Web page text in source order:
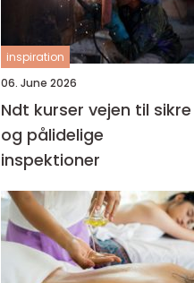
inspiration
06. June 2026
Ndt kurser vejen til sikre
og pålidelige
inspektioner